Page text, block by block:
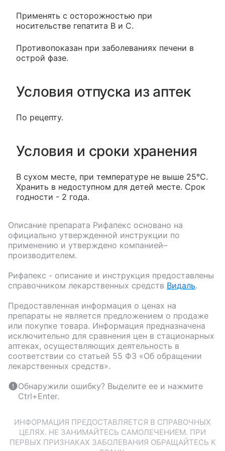
Применять с осторожностью при
носительстве гепатита В и С.
Противопоказан при заболеваниях печени в
острой фазе.
Условия отпуска из аптек
По рецепту.
Условия и сроки хранения
В сухом месте, при температуре не выше 25°С.
Хранить в недоступном для детей месте. Срок
годности - 2 года.
Описание препарата Рифапекс основано на
официально утвержденной инструкции по
применению и утверждено компанией–
производителем.
Рифапекс - описание и инструкция предоставлены
справочником лекарственных средств Видаль.
Предоставленная информация о ценах на
препараты не является предложением о продаже
или покупке товара. Информация предназначена
исключительно для сравнения цен в стационарных
аптеках, осуществляющих деятельность в
соответствии со статьей 55 ФЗ «Об обращении
лекарственных средств».
Обнаружили ошибку? Выделите ее и нажмите
Ctrl+Enter.
ИНФОРМАЦИЯ ПРЕДОСТАВЛЯЕТСЯ В СПРАВОЧНЫХ
ЦЕЛЯХ. НЕ ЗАНИМАЙТЕСЬ САМОЛЕЧЕНИЕМ. ПРИ
ПЕРВЫХ ПРИЗНАКАХ ЗАБОЛЕВАНИЯ ОБРАЩАЙТЕСЬ К